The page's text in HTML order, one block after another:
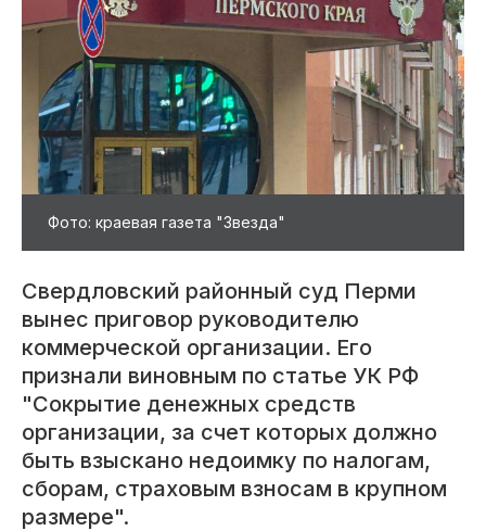
Фото: краевая газета "Звезда"
Свердловский районный суд Перми
вынес приговор руководителю
коммерческой организации. Его
признали виновным по статье УК РФ
"Сокрытие денежных средств
организации, за счет которых должно
быть взыскано недоимку по налогам,
сборам, страховым взносам в крупном
размере".